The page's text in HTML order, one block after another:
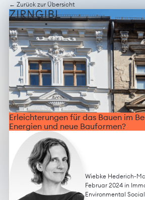
Zum
Inhalt
springen
Diese
Website
Zirngibl,
eine
Wirtschaftskanzlei,
wurde
Digitalbüro
Mokorana
gestaltet
und
technisch
umgesetzt
durchdachtes
Webtechnologien
← Zurück zur Übersicht
Erleichterungen für das Bauen im
Energien und neue Bauformen?
Wiebke Hederich-
Februar 2024 in
Environmental